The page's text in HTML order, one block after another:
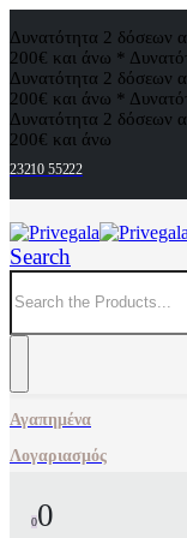
Δυνατότητα 2 δόσεων
200€ και άνω *
Δυνατότητα 2 δόσεων
200€ και άνω *
Δυνατότητα 2 δόσεων
200€ και άνω
23210 55222
Search
Αγαπημένα
Λογαριασμός
00